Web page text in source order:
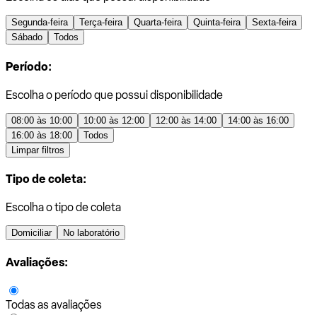
Segunda-feira Terça-feira Quarta-feira Quinta-feira
Sexta-feira
Sábado
Todos
Período:
Escolha o período que possui disponibilidade
08:00 às 10:00 10:00 às 12:00 12:00 às 14:00
14:00 às 16:00
16:00 às 18:00
Todos
Limpar filtros
Tipo de coleta:
Escolha o tipo de coleta
Domiciliar No laboratório
Avaliações:
Todas as avaliações